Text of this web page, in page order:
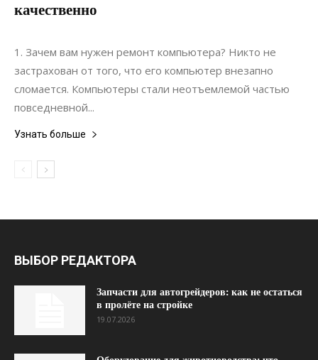
качественно
20.06.2022
1. Зачем вам нужен ремонт компьютера? Никто не
застрахован от того, что его компьютер внезапно
сломается. Компьютеры стали неотъемлемой частью
повседневной...
Узнать больше
ВЫБОР РЕДАКТОРА
Запчасти для автогрейдеров: как не остаться
в пролёте на стройке
19.07.2026